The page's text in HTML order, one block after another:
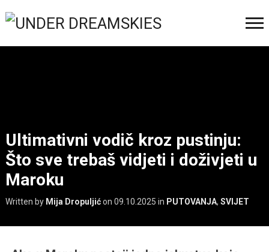
Ultimativni vodič kroz pustinju:
Što sve trebaš vidjeti i doživjeti u
Maroku
Written by Mija Dropuljićon 09.10.2025 in PUTOVANJA, SVIJET